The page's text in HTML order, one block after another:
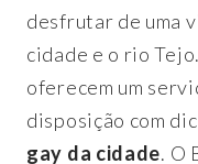
desfrutar de uma
cidade e o rio
oferecem um
disposição com
gay da cidade. O